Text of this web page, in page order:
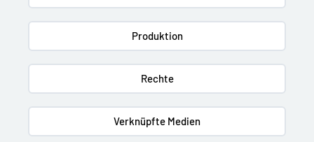
Produktion
Rechte
Verknüpfte Medien